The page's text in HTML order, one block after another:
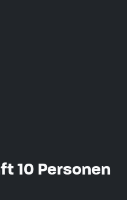
10 Personen